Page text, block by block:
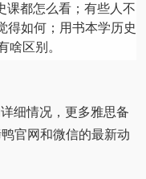
课都怎么看；有些人不
得如何；用书本学历史
啥区别。
细情况，更多雅思备
官网和微信的最新动